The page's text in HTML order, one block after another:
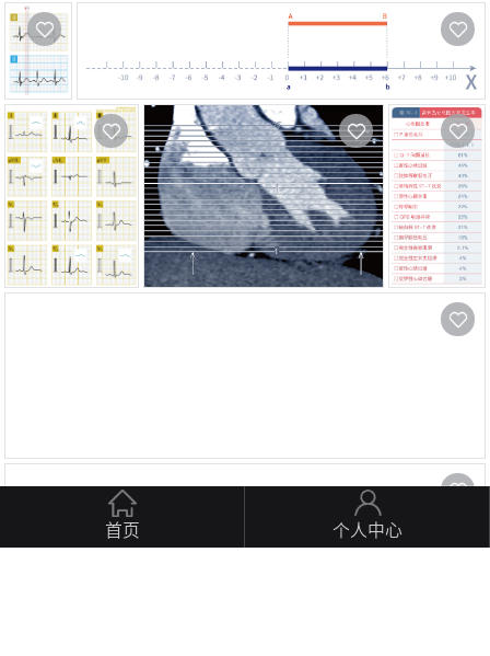
首页 个人中心